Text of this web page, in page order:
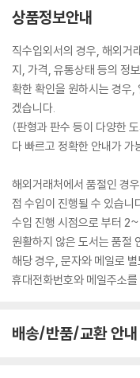
상품정보안내
직수입외서의 경우, 해외거
지, 가격, 유통상태 등의 정
확한 확인을 원하시는 경우
겠습니다.
(판형과 판수 등이 다양한
다 빠르고 정확한 안내가 가
해외거래처에서 품절인 경
접 수입이 진행될 수 있습니
수입 진행 시점으로 부터
원활하지 않은 도서는 품절
해당 경우, 문자와 메일로
휴대전화번호와 메일주소
배송/반품/교환 안내